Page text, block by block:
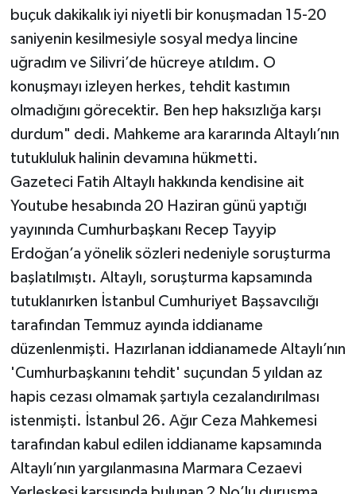
buçuk dakikalık iyi niyetli bir konuşmadan 15-20
saniyenin kesilmesiyle sosyal medya lincine
uğradım ve Silivri’de hücreye atıldım. O
konuşmayı izleyen herkes, tehdit kastımın
olmadığını görecektir. Ben hep haksızlığa karşı
durdum" dedi. Mahkeme ara kararında Altaylı’nın
tutukluluk halinin devamına hükmetti.
Gazeteci Fatih Altaylı hakkında kendisine ait
Youtube hesabında 20 Haziran günü yaptığı
yayınında Cumhurbaşkanı Recep Tayyip
Erdoğan’a yönelik sözleri nedeniyle soruşturma
başlatılmıştı. Altaylı, soruşturma kapsamında
tutuklanırken İstanbul Cumhuriyet Başsavcılığı
tarafından Temmuz ayında iddianame
düzenlenmişti. Hazırlanan iddianamede Altaylı’nın
'Cumhurbaşkanını tehdit' suçundan 5 yıldan az
hapis cezası olmamak şartıyla cezalandırılması
istenmişti. İstanbul 26. Ağır Ceza Mahkemesi
tarafından kabul edilen iddianame kapsamında
Altaylı’nın yargılanmasına Marmara Cezaevi